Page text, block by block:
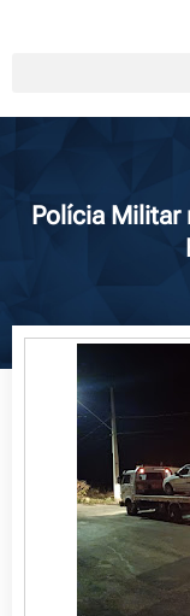
Polícia Militar